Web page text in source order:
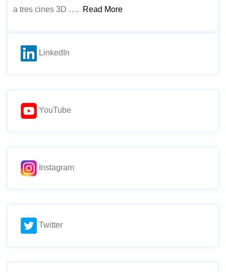
a tres cines 3D ….
Read More
LinkedIn
YouTube
Instagram
Twitter